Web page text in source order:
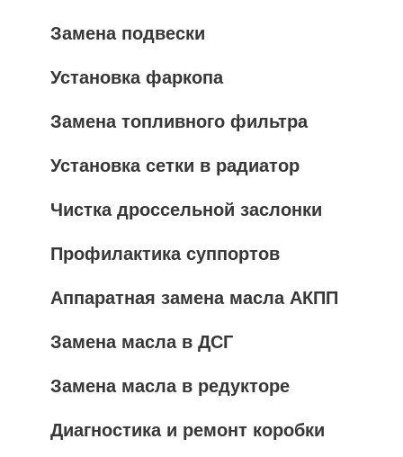
Замена подвески
Установка фаркопа
Замена топливного фильтра
Установка сетки в радиатор
Чистка дроссельной заслонки
Профилактика суппортов
Аппаратная замена масла АКПП
Замена масла в ДСГ
Замена масла в редукторе
Диагностика и ремонт коробки